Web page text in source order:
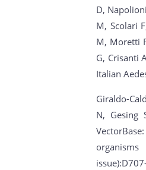
D,
M, Scolari
M, Moretti
G, Crisanti
Italian
Giraldo-
N, Gesing